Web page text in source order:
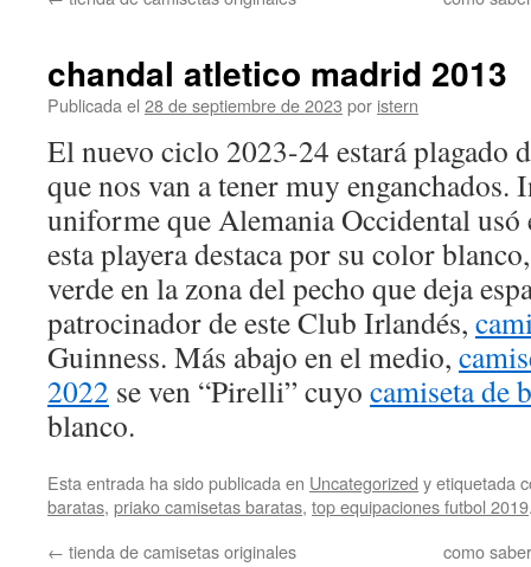
chandal atletico madrid 2013
Publicada el 28 de septiembre de 2023 por istern
El nuevo ciclo 2023-24 estará plagado
que nos van a tener muy enganchados.
uniforme que Alemania Occidental usó
esta playera destaca por su color
verde en la zona del pecho que deja
patrocinador de este Club Irlandés,
Guinness. Más abajo en el medio,
2022 se ven “Pirelli” cuyo camiseta de
blanco.
Esta entrada ha sido publicada en Uncategorized y etiquetada
baratas, priako camisetas baratas, top equipaciones futbol 2019
← tienda de camisetas originales como